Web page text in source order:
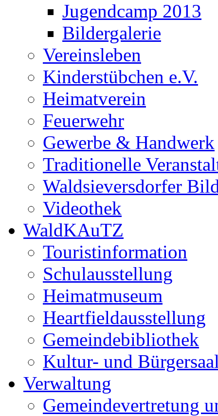
Jugendcamp 2013
Bildergalerie
Vereinsleben
Kinderstübchen e.V.
Heimatverein
Feuerwehr
Gewerbe & Handwerk
Traditionelle
Waldsieversdorfer
Videothek
WaldKAuTZ
Touristinformation
Schulausstellung
Heimatmuseum
Heartfieldausstellung
Gemeindebibliothek
Kultur- und
Verwaltung
Gemeindevertretung